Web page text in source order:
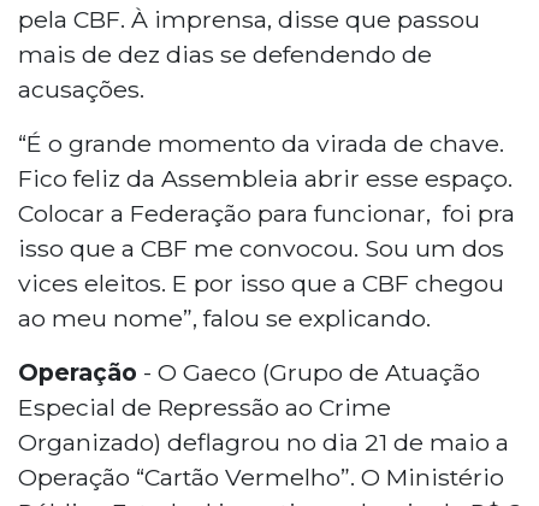
pela CBF. À imprensa, disse que passou
mais de dez dias se defendendo de
acusações.
“É o grande momento da virada de chave.
Fico feliz da Assembleia abrir esse espaço.
Colocar a Federação para funcionar, foi pra
isso que a CBF me convocou. Sou um dos
vices eleitos. E por isso que a CBF chegou
ao meu nome”, falou se explicando.
Operação - O Gaeco (Grupo de Atuação
Especial de Repressão ao Crime
Organizado) deflagrou no dia 21 de maio a
Operação “Cartão Vermelho”. O Ministério